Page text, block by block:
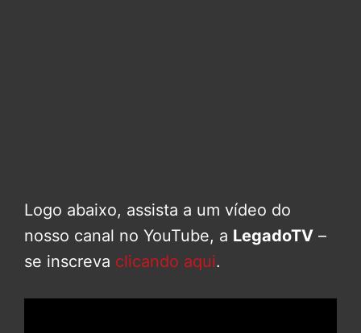
Logo abaixo, assista a um vídeo do
nosso canal no YouTube, a LegadoTV –
se inscreva clicando aqui.